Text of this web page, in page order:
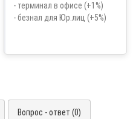
- терминал в офисе (+1%)
- безнал для Юр.лиц (+5%)
Вопрос - ответ (0)